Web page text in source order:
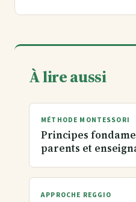
À lire aussi
MÉTHODE MONTESSORI
Principes
parents et
APPROCHE REGGIO